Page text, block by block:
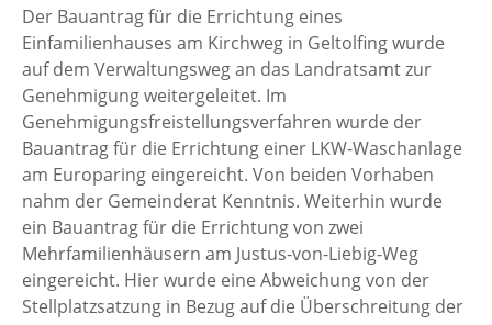
Der Bauantrag für die Errichtung eines
Einfamilienhauses am Kirchweg in Geltolfing wurde
auf dem Verwaltungsweg an das Landratsamt zur
Genehmigung weitergeleitet. Im
Genehmigungsfreistellungsverfahren wurde der
Bauantrag für die Errichtung einer LKW-Waschanlage
am Europaring eingereicht. Von beiden Vorhaben
nahm der Gemeinderat Kenntnis. Weiterhin wurde
ein Bauantrag für die Errichtung von zwei
Mehrfamilienhäusern am Justus-von-Liebig-Weg
eingereicht. Hier wurde eine Abweichung von der
Stellplatzsatzung in Bezug auf die Überschreitung der